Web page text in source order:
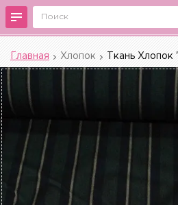
Главная Хлопок Ткань